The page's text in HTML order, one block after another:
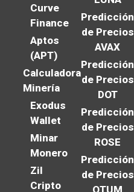
Curve
Finance
Aptos
(APT)
Calculadora
Minería
Exodus
Wallet
Minar
Monero
Zil
Cripto
Predicción
de Precios
AVAX
Predicción
de Precios
DOT
Predicción
de Precios
ROSE
Predicción
de Precios